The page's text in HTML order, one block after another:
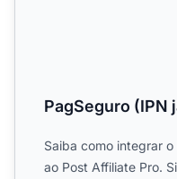
PagSeguro (IPN
Saiba como integrar
ao Post Affiliate Pro.